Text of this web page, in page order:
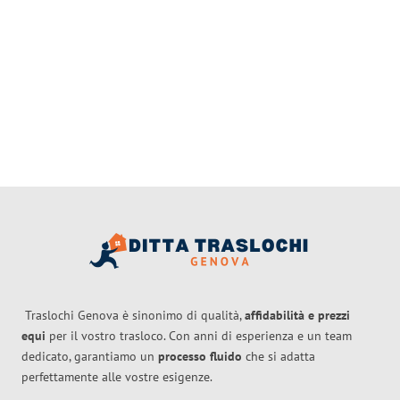
Traslochi Genova è sinonimo di qualità,affidabilità e prezzi
equi per il vostro trasloco. Con anni di esperienza e un team
dedicato, garantiamo un processo fluido che si adatta
perfettamente alle vostre esigenze.